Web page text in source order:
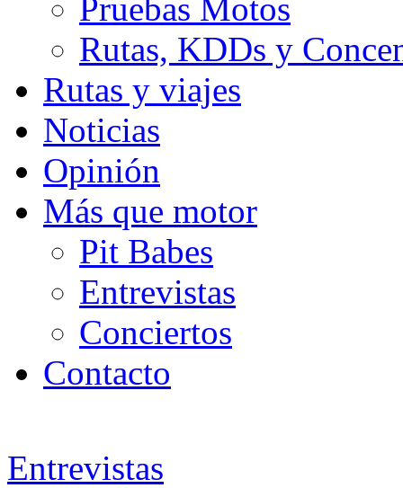
Pruebas Motos
Rutas, KDDs y
Rutas y viajes
Noticias
Opinión
Más que motor
Pit Babes
Entrevistas
Conciertos
Contacto
Entrevistas